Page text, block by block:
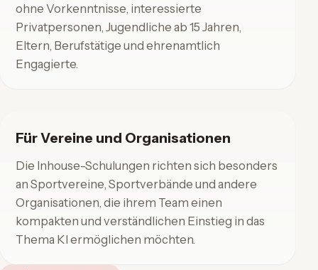
ohne Vorkenntnisse, interessierte
Privatpersonen, Jugendliche ab 15 Jahren,
Eltern, Berufstätige und ehrenamtlich
Engagierte.
Für Vereine und Organisationen
Die Inhouse-Schulungen richten sich besonders
an Sportvereine, Sportverbände und andere
Organisationen, die ihrem Team einen
kompakten und verständlichen Einstieg in das
Thema KI ermöglichen möchten.